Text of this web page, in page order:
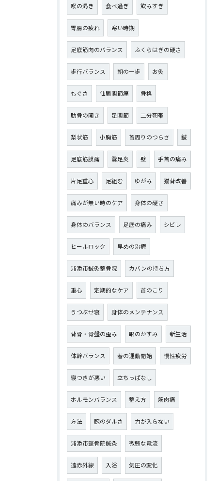
喉の渇き 食べ過ぎ 飲みすぎ
胃腸の疲れ 寒い時期
足底筋肉のバランス ふくらはぎの硬さ
歩行バランス 朝の一歩 お灸
もぐさ 仙腸関節痛 骨格
肋骨の開き 足関節 二分靭帯
梨状筋 小胸筋 首周りのつらさ 鍼
足底筋膜痛 鵞足炎 壁 手首の痛み
片足重心 足組む ゆがみ 猫背改善
痛みが無い時のケア 身体の硬さ
身体のバランス 足底の痛み シビレ
ヒールロック 早めの治療
浦添市鍼灸整骨院 カバンの持ち方
重心 定期的なケア 首のこり
うつぶせ寝 身体のメンテナンス
背骨・骨盤の歪み 眼のかすみ 新生活
体幹バランス 春の運動開始 慢性疲労
寝つきが悪い 立ちっぱなし
ホルモンバランス 整え方 筋肉痛
方法 腕のダルさ 力が入らない
浦添市整骨院鍼灸 微弱な電流
遠赤外線 入浴 気圧の変化